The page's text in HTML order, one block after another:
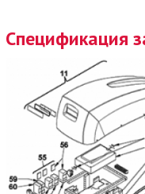
Спецификация